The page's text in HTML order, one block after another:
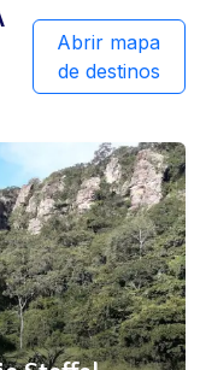
Abrir mapa
de destinos